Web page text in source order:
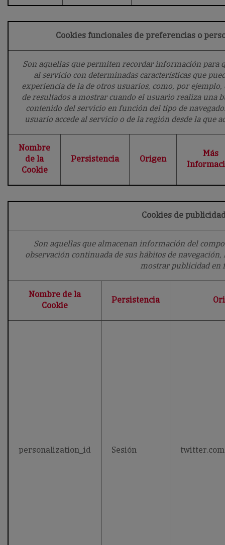
Cookies funcionales de preferencias o
Son aquellas que permiten recordar información para
al servicio con determinadas características que
experiencia de la de otros usuarios, como, por
de resultados a mostrar cuando el usuario realiza una
contenido del servicio en función del tipo de
usuario accede al servicio o de la región desde la que
Nombre
de la
Cookie
Persistencia Origen
Más
Cookies de
Son aquellas que almacenan información del
observación continuada de sus hábitos de
mostrar publicidad en
Nombre de la
Cookie
Persistencia
personalization_id Sesión twitter.com